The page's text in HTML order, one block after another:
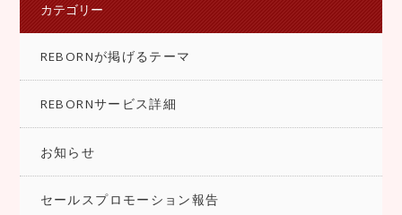
カテゴリー
REBORNが掲げるテーマ
REBORNサービス詳細
お知らせ
セールスプロモーション報告